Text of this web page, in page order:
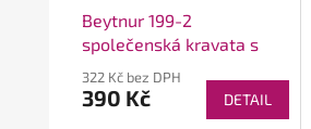
Beytnur 199-2
společenská kravata s
322 Kč bez DPH
390 Kč DETAIL